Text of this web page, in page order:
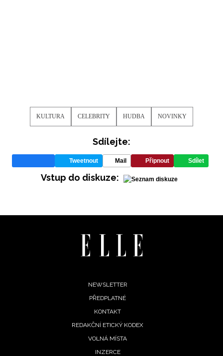
ODESLAT
Přihlášením k newsletteru souhlasíte sObchodními
vyhodnocení akce a zasílání novinek.
zpracováním údajů k tomuto účelu podle
soukromí BurdaMedia Extra s.r.o.
KULTURA CELEBRITY HUDBA NOVINKY
Sdílejte:
Tweetnout Mail Připnout Sdílet
Vstup do diskuze:
NEWSLETTER
PŘEDPLATNÉ
KONTAKT
REDAKČNÍ ETICKÝ KODEX
VOLNÁ MÍSTA
INZERCE